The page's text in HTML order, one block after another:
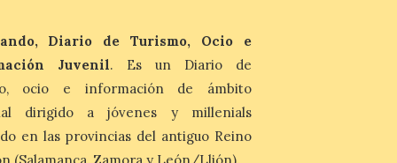
acogida del público
8 Ago 2026
La inauguración contó
con la presencia del
alcalde de Astorga, José
Luis Nieto, que se acercó
hasta la feria acompañado
Diario de Turismo, Ocio e
Juvenil. Es un Diario de
ocio e información de ámbito
dirigido a jóvenes y millenials
en las provincias del antiguo Reino